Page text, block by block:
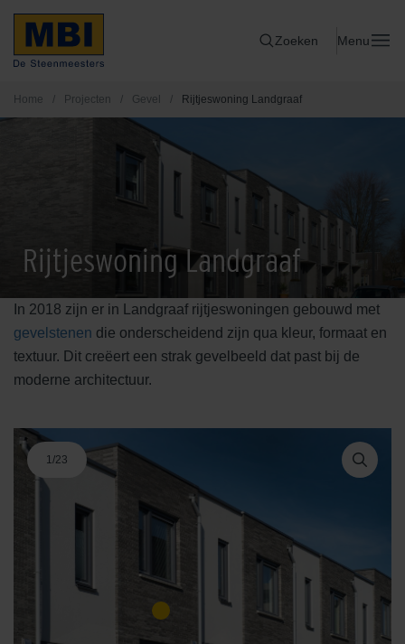
Zoeken Menu
Home / Projecten / Gevel / Rijtjeswoning Landgraaf
Rijtjeswoning Landgraaf
In 2018 zijn er in Landgraaf rijtjeswoningen gebouwd met
gevelstenen die onderscheidend zijn qua kleur, formaat en
textuur. Dit creëert een strak gevelbeeld dat past bij de
moderne architectuur.
1/23